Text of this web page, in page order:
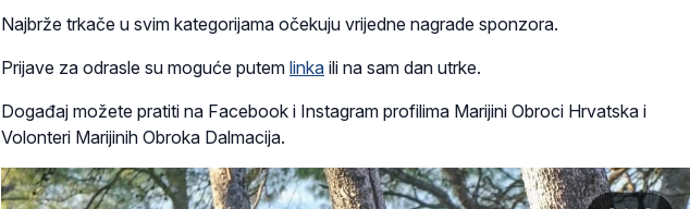
Najbrže trkače u svim kategorijama očekuju vrijedne nagrade sponzora.
Prijave za odrasle su moguće putem linka ili na sam dan utrke.
Događaj možete pratiti na Facebook i Instagram profilima Marijini Obroci Hrvatska i
Volonteri Marijinih Obroka Dalmacija.